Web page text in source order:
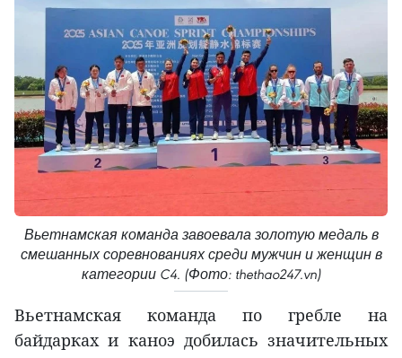
Вьетнамская команда завоевала золотую медаль в
смешанных соревнованиях среди мужчин и женщин в
категории C4. (Фото: thethao247.vn)
Вьетнамская команда по гребле на
байдарках и каноэ добилась значительных